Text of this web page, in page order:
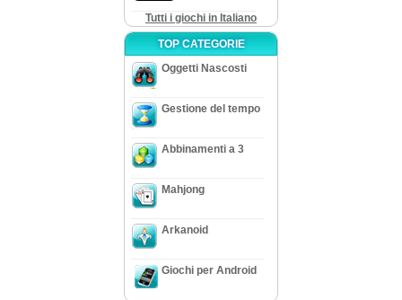
Tutti i giochi in Italiano
TOP CATEGORIE
Oggetti Nascosti
Gestione del tempo
Abbinamenti a 3
Mahjong
Arkanoid
Giochi per Android